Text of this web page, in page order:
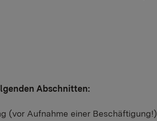
Abschnitten:
(vor Aufnahme einer Beschäftigung!)